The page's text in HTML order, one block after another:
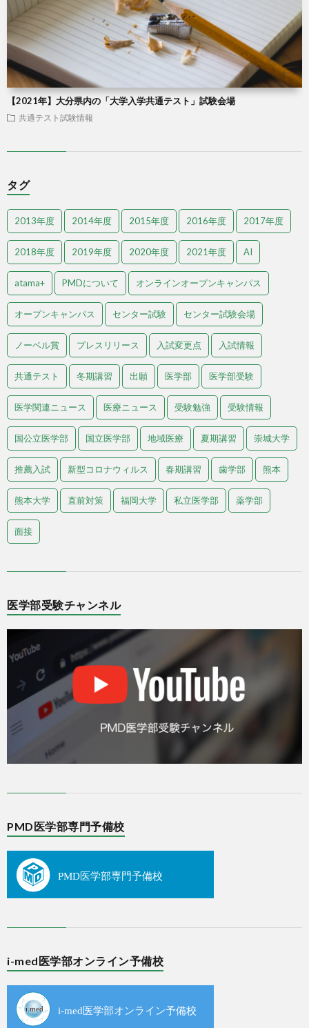
【2021年】大分県内の「大学入学共通テスト」試験会場
共通テスト試験情報
タグ
2013年度 2014年度 2015年度 2016年度 2017年度
2018年度 2019年度 2020年度 2021年度 AI
atama+ PMDについて オンラインオープンキャンパス
オープンキャンパス センター試験 センター試験会場
ノーベル賞 プレスリリース 入試変更点 入試情報
共通テスト 冬期講習 出願 医学部 医学部受験
医学関連ニュース 医療ニュース 受験勉強 受験情報
国公立医学部 国立医学部 地域医療 夏期講習 崇城大学
推薦入試 新型コロナウィルス 春期講習 歯学部 熊本
熊本大学 直前対策 福岡大学 私立医学部 薬学部
面接
医学部受験チャンネル
PMD医学部専門予備校
i-med医学部オンライン予備校